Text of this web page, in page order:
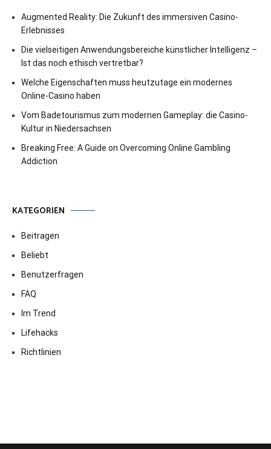
Augmented Reality: Die Zukunft des immersiven Casino-
Erlebnisses
Die vielseitigen Anwendungsbereiche künstlicher Intelligenz –
Ist das noch ethisch vertretbar?
Welche Eigenschaften muss heutzutage ein modernes
Online-Casino haben
Vom Badetourismus zum modernen Gameplay: die Casino-
Kultur in Niedersachsen
Breaking Free: A Guide on Overcoming Online Gambling
Addiction
KATEGORIEN
Beitragen
Beliebt
Benutzerfragen
FAQ
Im Trend
Lifehacks
Richtlinien